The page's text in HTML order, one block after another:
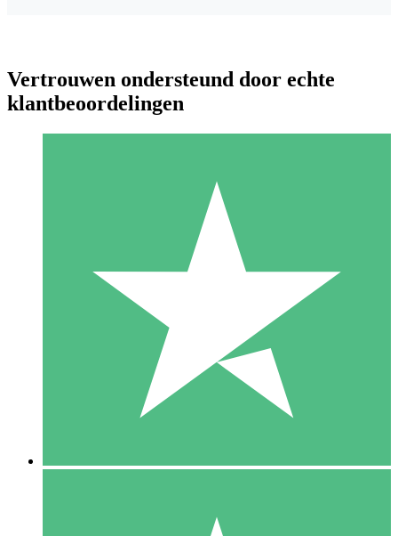
Individuele Creditpakketten
Betaal per gebruik met downloadtegoeden. Geen maandelijkse
1000
10 Downloaden
Vertrouwen ondersteund door echte
klantbeoordelingen